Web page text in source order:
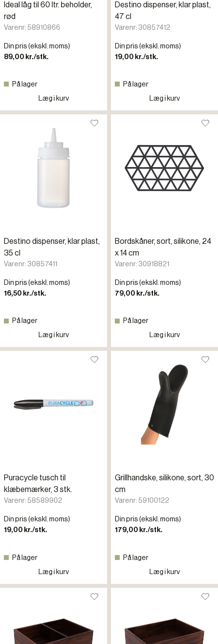
Ideal låg til 60 ltr. beholder,
rød
Varenr: 58910866
Din pris (ekskl. moms)
89,00 kr./stk.
På lager
Læg i kurv
Destino dispenser, klar plast,
47 cl
Varenr: 30857412
Din pris (ekskl. moms)
19,00 kr./stk.
På lager
Læg i kurv
Destino dispenser, klar plast,
35 cl
Varenr: 30857411
Din pris (ekskl. moms)
16,50 kr./stk.
På lager
Læg i kurv
Bordskåner, sort, silikone, 24
x 14 cm
Varenr: 30918821
Din pris (ekskl. moms)
79,00 kr./stk.
På lager
Læg i kurv
Puracycle tusch til
klæbemærker, 3 stk.
Varenr: 58589902
Din pris (ekskl. moms)
19,00 kr./stk.
På lager
Læg i kurv
Grillhandske, silikone, sort, 30
cm
Varenr: 59100122
Din pris (ekskl. moms)
179,00 kr./stk.
På lager
Læg i kurv